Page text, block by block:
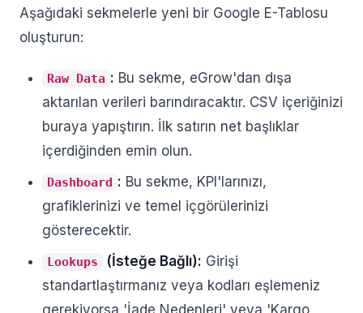
Aşağıdaki sekmelerle yeni bir Google E-Tablosu
oluşturun:
Raw Data : Bu sekme, eGrow'dan dışa
aktarılan verileri barındıracaktır. CSV içeriğinizi
buraya yapıştırın. İlk satırın net başlıklar
içerdiğinden emin olun.
Dashboard : Bu sekme, KPI'larınızı,
grafiklerinizi ve temel içgörülerinizi
gösterecektir.
Lookups (İsteğe Bağlı): Girişi
standartlaştırmanız veya kodları eşlemeniz
gerekiyorsa 'İade Nedenleri' veya 'Kargo